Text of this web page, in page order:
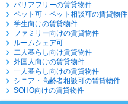
バリアフリーの賃貸物件
ペット可・ペット相談可の賃貸物件
学生向けの賃貸物件
ファミリー向けの賃貸物件
ルームシェア可
二人暮らし向け賃貸物件
外国人向けの賃貸物件
一人暮らし向けの賃貸物件
シニア・高齢者相談可の賃貸物件
SOHO向けの賃貸物件